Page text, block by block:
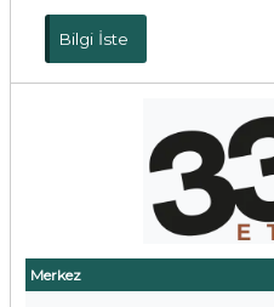
Merkez
Bilgi İste